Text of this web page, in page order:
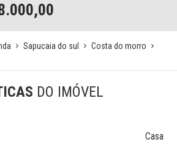
Sapucaia do sul
Costa do morro
DO IMÓVEL
Casa